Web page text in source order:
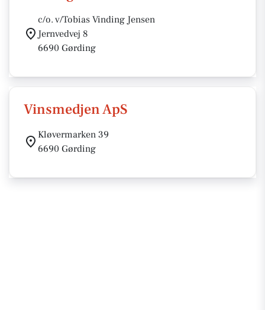
c/o. v/Tobias Vinding Jensen
Jernvedvej 8
6690 Gørding
Vinsmedjen ApS
Kløvermarken 39
6690 Gørding